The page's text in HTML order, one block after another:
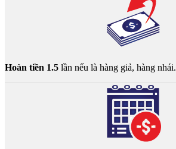
Hoàn tiền 1.5 lần nếu là hàng giả, hàng nhái.